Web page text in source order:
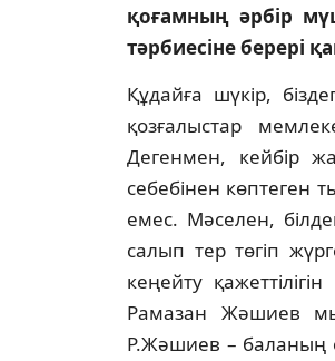
қоғамның әрбiр
тәрбиесiне берерi
Құдайға шүкiр,
қозғалыстар
Дегенмен, кейбiр
себебiнен көптеген
емес. Мәселен,
салып тер төгiп
кеңейту
Рамазан Жәшиев
Р.Жәшиев – баланың